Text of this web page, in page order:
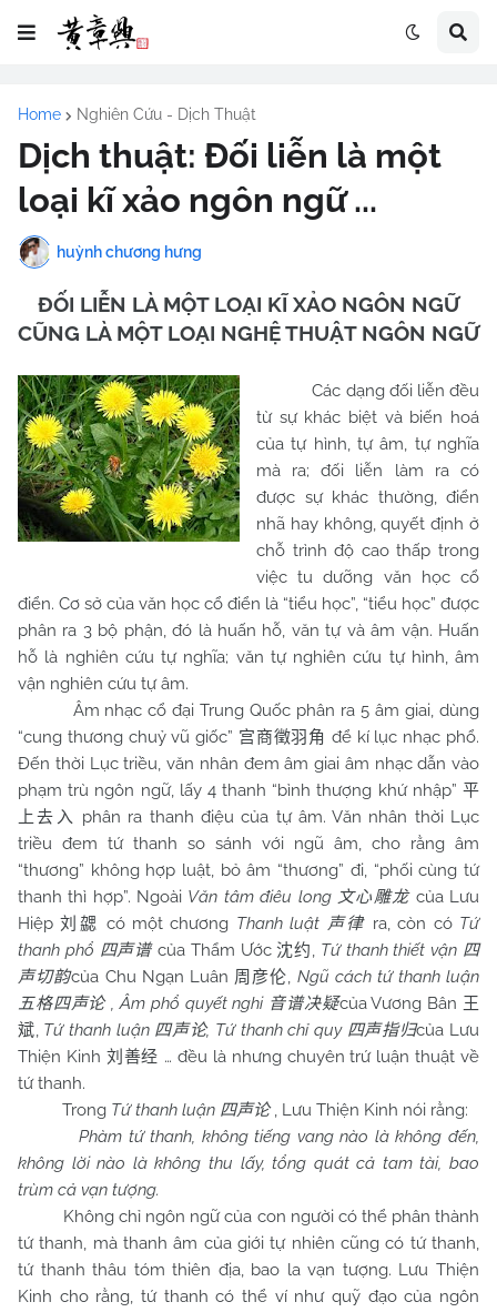
Home Nghiên Cứu - Dịch Thuật
Dịch thuật: Đối liễn là một
loại kĩ xảo ngôn ngữ ...
huỳnh chương hưng
ĐỐI LIỄN LÀ MỘT LOẠI KĨ XẢO NGÔN NGỮ
CŨNG LÀ MỘT LOẠI NGHỆ THUẬT NGÔN NGỮ
Các dạng đối liễn đều
từ sự khác biệt và biến hoá
của tự hình, tự âm, tự nghĩa
mà ra; đối liễn làm ra có
được sự khác thường, điển
nhã hay không, quyết định ở
chỗ trình độ cao thấp trong
việc tu dưỡng văn học cổ
điển. Cơ sở của văn học cổ điển là “tiểu học”, “tiểu học” được
phân ra 3 bộ phận, đó là huấn hỗ, văn tự và âm vận. Huấn
hỗ là nghiên cứu tự nghĩa; văn tự nghiên cứu tự hình, âm
vận nghiên cứu tự âm.
Âm nhạc cổ đại Trung Quốc phân ra 5 âm giai, dùng
“cung thương chuỷ vũ giốc” 宫商徵羽角 để kí lục nhạc phổ.
Đến thời Lục triều, văn nhân đem âm giai âm nhạc dẫn vào
phạm trù ngôn ngữ, lấy 4 thanh “bình thượng khứ nhập” 平
上去入
phân ra thanh điệu của tự âm. Văn nhân thời Lục
triều đem tứ thanh so sánh với ngũ âm, cho rằng âm
“thương” không hợp luật, bỏ âm “thương” đi, “phối cùng tứ
thanh thì hợp”. Ngoài Văn tâm điêu long 文心雕龙của Lưu
Hiệp刘勰 có một chương Thanh luật 声律 ra, còn có Tứ
thanh phổ 四声谱của Thẩm Ước沈约, Tứ thanh thiết vận 四
声切韵của Chu Ngạn Luân 周彦伦, Ngũ cách tứ thanh luận
五格四声论, Âm phổ quyết nghi 音谱决疑của Vương Bân 王
斌,Tứ thanh luận 四声论, Tứ thanh chỉ quy 四声指归của Lưu
Thiện Kinh 刘善经 … đều là nhưng chuyên trứ luận thuật về
tứ thanh.
Trong Tứ thanh luận 四声论, Lưu Thiện Kinh nói rằng:
Phàm tứ thanh, không tiếng vang nào là không đến,
không lời nào là không thu lấy, tổng quát cả tam tài, bao
trùm cả vạn tượng.
Không chỉ ngôn ngữ của con người có thể phân thành
tứ thanh, mà thanh âm của giới tự nhiên cũng có tứ thanh,
tứ thanh thâu tóm thiên địa, bao la vạn tượng. Lưu Thiện
Kinh cho rằng, tứ thanh có thể ví như quỹ đạo của ngôn